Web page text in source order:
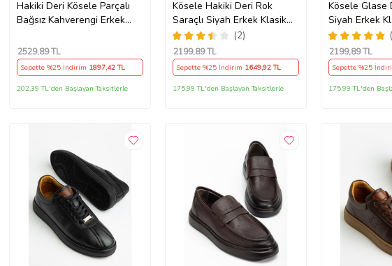
Hakiki Deri Kösele Parçalı
Bağsız Kahverengi Erkek
2529,89 TL
Sepette %25 İndirim 1897,42 TL
202,39 TL'den Başlayan Taksitlerle
Kösele Hakiki Deri Rok
Saraçlı Siyah Erkek Klasik
Ayakkabı
(2)
2199,89 TL
Sepette %25 İndirim 1649,92 TL
175,99 TL'den Başlayan Taksitlerle
Kösele Glase
Siyah Erkek
2199,89 TL
Sepette %25
175,99 TL'den